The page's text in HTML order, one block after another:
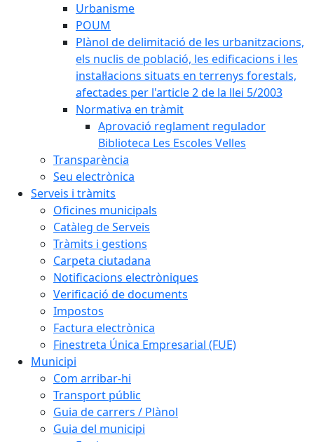
Urbanisme
POUM
Plànol de delimitació de les urbanitzacions,
els nuclis de població, les edificacions i les
instal·lacions situats en terrenys forestals,
afectades per l'article 2 de la llei 5/2003
Normativa en tràmit
Aprovació reglament regulador
Biblioteca Les Escoles Velles
Transparència
Seu electrònica
Serveis i tràmits
Oficines municipals
Catàleg de Serveis
Tràmits i gestions
Carpeta ciutadana
Notificacions electròniques
Verificació de documents
Impostos
Factura electrònica
Finestreta Única Empresarial (FUE)
Municipi
Com arribar-hi
Transport públic
Guia de carrers / Plànol
Guia del municipi